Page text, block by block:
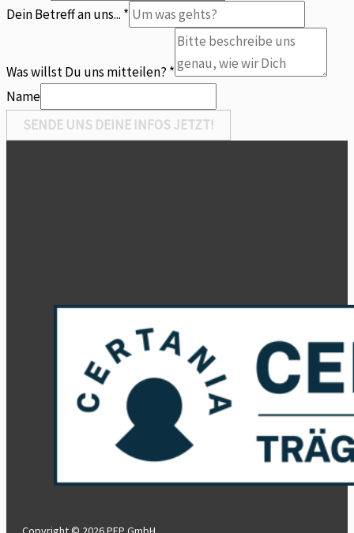
an
Dein Betreff an uns... *
Was willst Du uns mitteilen? *
Name
SENDE UNS DEINE INFOS JETZT!